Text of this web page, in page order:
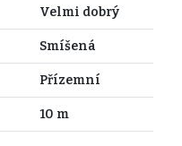
Velmi dobrý
Smíšená
Přízemní
10 m